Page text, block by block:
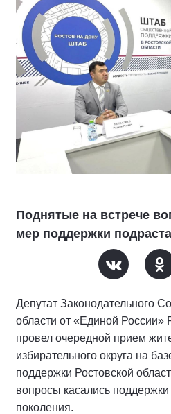
Поднятые на встрече
мер поддержки
Депутат Законодательного
области от «Единой
провел очередной прием
избирательного округа на
поддержки Ростовской
вопросы касались
поколения.